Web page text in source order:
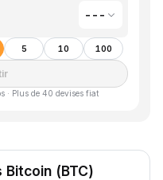
---
5 10 100
· Plus de 40 devises fiat
(BTC)